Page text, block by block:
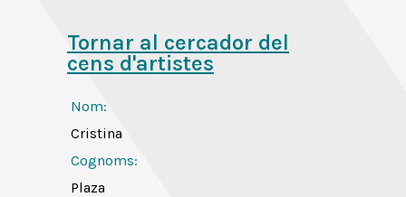
Tornar al cercador del
cens d'artistes
Nom:
Cristina
Cognoms:
Plaza